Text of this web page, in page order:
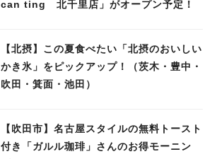
can ting 北千里店」がオープン予定！
【北摂】この夏食べたい「北摂のおいしい
かき氷」をピックアップ！（茨木・豊中・
吹田・箕面・池田）
【吹田市】名古屋スタイルの無料トースト
付き「ガルル珈琲」さんのお得モーニン